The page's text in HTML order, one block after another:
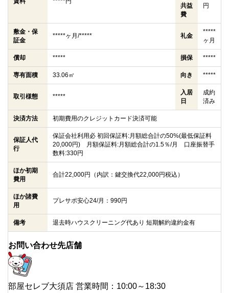
共益
費
円
敷金・保
証金
*****ヶ月/***** 礼金
*****
ヶ月
償却 ***** 損保 *****
専有面積 33.06㎡ 向き *****
取引様態 *****
入居
日
成約
済み
決済方法 初期費用のクレジットカード決済可能
保証人代
行
保証会社利用必 初回保証料:月額総合計の50%(最低保証料
20,000円) 月額保証料:月額総合計の1.5％/月 口座振替手
数料:330円
ほか初期
費用
合計22,000円（内訳：鍵交換代22,000円税込）
ほか諸費
用
プレサポ安心24/月：990円
備考 退去時ハウスクリーニング代あり 短期解約違約金有
お問い合わせ先店舗
部屋セレブ大須店 営業時間：10:00～18:30